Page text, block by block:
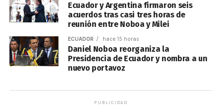
Ecuador y Argentina firmaron seis
acuerdos tras casi tres horas de
reunión entre Noboa y Milei
ECUADOR hace 15 horas
Daniel Noboa reorganiza la
Presidencia de Ecuador y nombra a un
nuevo portavoz
PUBLICIDAD